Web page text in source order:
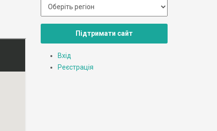
Підтримати сайт
Вхід
Реєстрація